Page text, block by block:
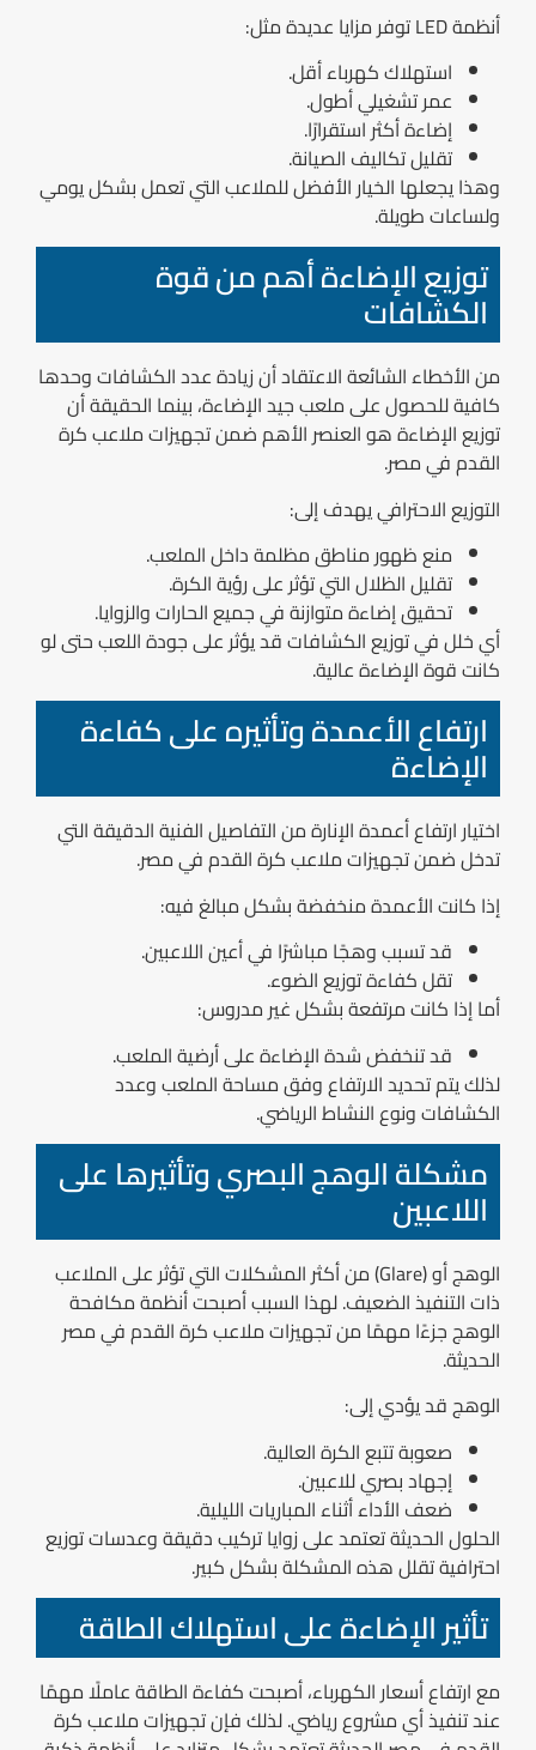
أنظمة LED توفر مزايا عديدة مثل:
استهلاك كهرباء أقل.
عمر تشغيلي أطول.
إضاءة أكثر استقرارًا.
تقليل تكاليف الصيانة.
وهذا يجعلها الخيار الأفضل للملاعب التي تعمل بشكل يومي
ولساعات طويلة.
توزيع الإضاءة أهم من قوة
الكشافات
من الأخطاء الشائعة الاعتقاد أن زيادة عدد الكشافات وحدها
كافية للحصول على ملعب جيد الإضاءة، بينما الحقيقة أن
توزيع الإضاءة هو العنصر الأهم ضمن تجهيزات ملاعب كرة
القدم في مصر.
التوزيع الاحترافي يهدف إلى:
منع ظهور مناطق مظلمة داخل الملعب.
تقليل الظلال التي تؤثر على رؤية الكرة.
تحقيق إضاءة متوازنة في جميع الحارات والزوايا.
أي خلل في توزيع الكشافات قد يؤثر على جودة اللعب حتى لو
كانت قوة الإضاءة عالية.
ارتفاع الأعمدة وتأثيره على كفاءة
الإضاءة
اختيار ارتفاع أعمدة الإنارة من التفاصيل الفنية الدقيقة التي
تدخل ضمن تجهيزات ملاعب كرة القدم في مصر.
إذا كانت الأعمدة منخفضة بشكل مبالغ فيه:
قد تسبب وهجًا مباشرًا في أعين اللاعبين.
تقل كفاءة توزيع الضوء.
أما إذا كانت مرتفعة بشكل غير مدروس:
قد تنخفض شدة الإضاءة على أرضية الملعب.
لذلك يتم تحديد الارتفاع وفق مساحة الملعب وعدد
الكشافات ونوع النشاط الرياضي.
مشكلة الوهج البصري وتأثيرها على
اللاعبين
الوهج أو (Glare) من أكثر المشكلات التي تؤثر على الملاعب
ذات التنفيذ الضعيف. لهذا السبب أصبحت أنظمة مكافحة
الوهج جزءًا مهمًا من تجهيزات ملاعب كرة القدم في مصر
الحديثة.
الوهج قد يؤدي إلى:
صعوبة تتبع الكرة العالية.
إجهاد بصري للاعبين.
ضعف الأداء أثناء المباريات الليلية.
الحلول الحديثة تعتمد على زوايا تركيب دقيقة وعدسات توزيع
احترافية تقلل هذه المشكلة بشكل كبير.
تأثير الإضاءة على استهلاك الطاقة
مع ارتفاع أسعار الكهرباء، أصبحت كفاءة الطاقة عاملًا مهمًا
عند تنفيذ أي مشروع رياضي. لذلك فإن تجهيزات ملاعب كرة